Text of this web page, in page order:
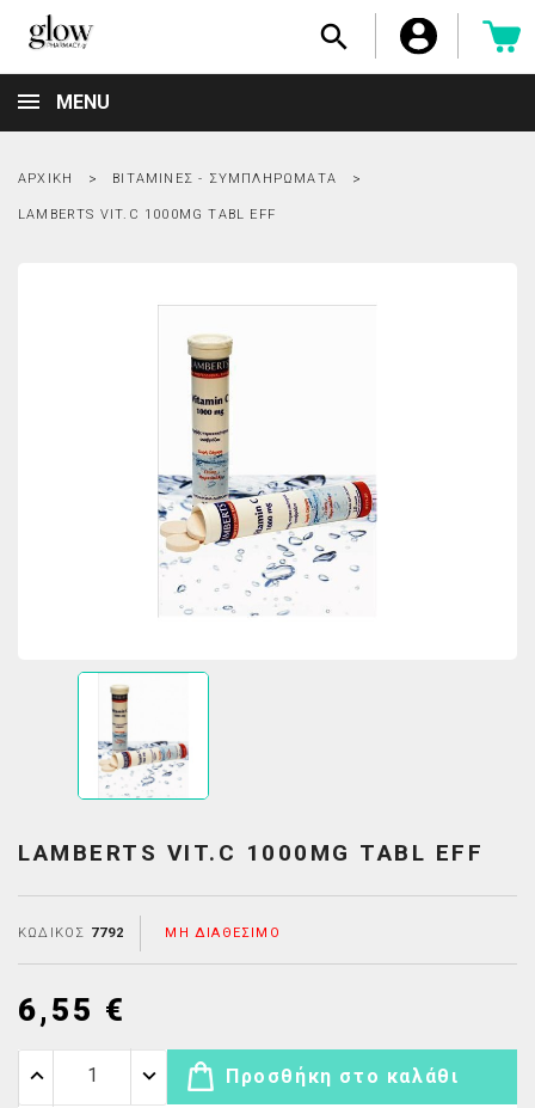

MENU
ΑΡΧΙΚΉ ΒΙΤΑΜΊΝΕΣ - ΣΥΜΠΛΗΡΏΜΑΤΑ
LAMBERTS VIT.C 1000MG TABL EFF
LAMBERTS VIT.C 1000MG TABL EFF
ΚΩΔΙΚΌΣ 7792 ΜΗ ΔΙΑΘΈΣΙΜΟ
6,55 €
Προσθήκη στο καλάθι